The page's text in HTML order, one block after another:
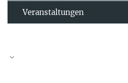
Veranstaltungen